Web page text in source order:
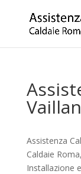
Assistenza
Caldaie
Installazione